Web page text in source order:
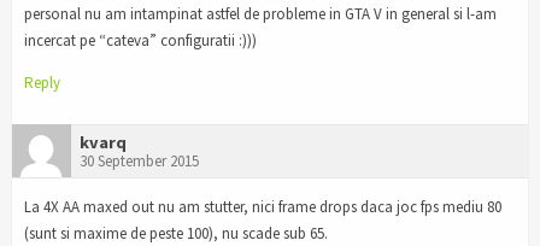
personal nu am intampinat astfel de probleme in GTA V in general si l-am
incercat pe “cateva” configuratii :)))
Reply
kvarq
30 September 2015
La 4X AA maxed out nu am stutter, nici frame drops daca joc fps mediu 80
(sunt si maxime de peste 100), nu scade sub 65.